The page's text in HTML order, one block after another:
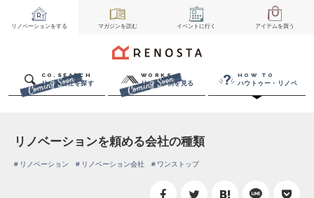
リノベーションをする マガジンを読む イベント に行く アイテムを買う
CO.SEARCH
リノベ会社を探す
WORKS
リノベ事例を見る
HOW TO
ハウトゥー・リノベ
リノベーションを頼める会社の種類
リノベーション リノベーション会社 ワンストップ